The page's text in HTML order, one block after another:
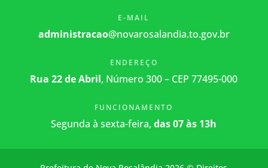
E-MAIL
administracao@novarosalandia.to.gov.br
ENDEREÇO
Rua 22 de Abril, Número 300 – CEP 77495-000
FUNCIONAMENTO
Segunda à sexta-feira,das 07 às 13h